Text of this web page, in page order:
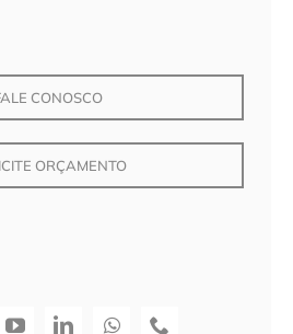
CONOSCO
ORÇAMENTO